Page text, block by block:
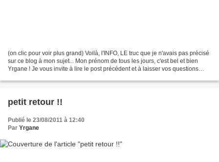
(on clic pour voir plus grand) Voilà, l'INFO, LE truc que je n'avais pas précisé
sur ce blog à mon sujet... Mon prénom de tous les jours, c'est bel et bien
Yrgane ! Je vous invite à lire le post précédent et à laisser vos questions
petit retour !!
Publié le 23/08/2011 à 12:40
Par Yrgane